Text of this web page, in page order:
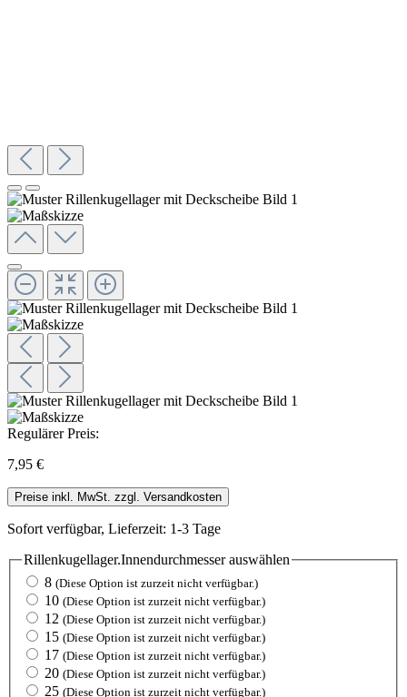
Regulärer Preis:
7,95 €
Preise inkl. MwSt. zzgl. Versandkosten
Sofort verfügbar, Lieferzeit: 1-3 Tage
Rillenkugellager.Innendurchmesserauswählen
8 (Diese Option ist zurzeit nicht verfügbar.)
10 (Diese Option ist zurzeit nicht verfügbar.)
12 (Diese Option ist zurzeit nicht verfügbar.)
15 (Diese Option ist zurzeit nicht verfügbar.)
17 (Diese Option ist zurzeit nicht verfügbar.)
20 (Diese Option ist zurzeit nicht verfügbar.)
25 (Diese Option ist zurzeit nicht verfügbar.)